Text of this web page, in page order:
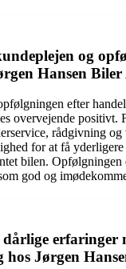
og
Hansen Biler
efter
overvejende positivt.
rådgivning
for at få
bilen. Opfølgningen
god og
erfaringer
hos Jørgen